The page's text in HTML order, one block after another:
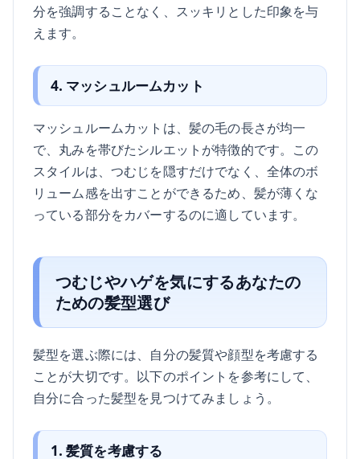
分を強調することなく、スッキリとした印象を与
えます。
4. マッシュルームカット
マッシュルームカットは、髪の毛の長さが均一
で、丸みを帯びたシルエットが特徴的です。この
スタイルは、つむじを隠すだけでなく、全体のボ
リューム感を出すことができるため、髪が薄くな
っている部分をカバーするのに適しています。
つむじやハゲを気にするあなたの
ための髪型選び
髪型を選ぶ際には、自分の髪質や顔型を考慮する
ことが大切です。以下のポイントを参考にして、
自分に合った髪型を見つけてみましょう。
1. 髪質を考慮する